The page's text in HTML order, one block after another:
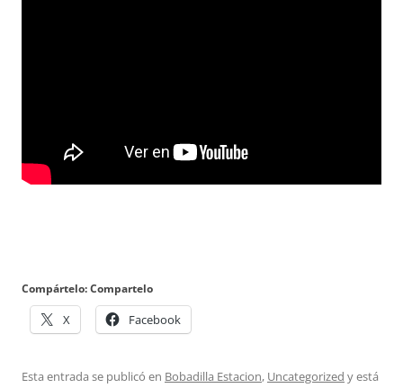
Compártelo: Compartelo
X Facebook
Esta entrada se publicó en Bobadilla Estacion, Uncategorized y está